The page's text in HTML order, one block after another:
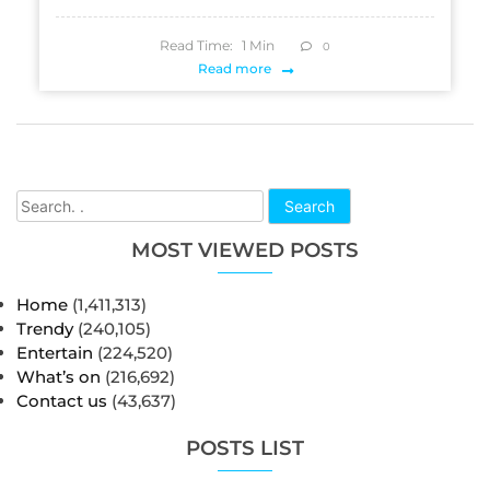
Search
MOST VIEWED POSTS
Home (1,411,313)
Trendy (240,105)
Entertain (224,520)
What’s on (216,692)
Contact us (43,637)
POSTS LIST
Read Time: 1 Min 0
Read more